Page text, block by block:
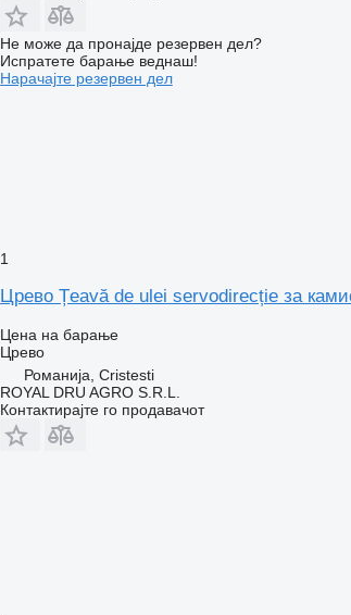
Не може да пронајде резервен дел?
Испратете барање веднаш!
Нарачајте резервен дел
1
Црево Țeavă de ulei servodirecție за
Цена на барање
Црево
Романија, Cristesti
ROYAL DRU AGRO S.R.L.
Контактирајте го продавачот